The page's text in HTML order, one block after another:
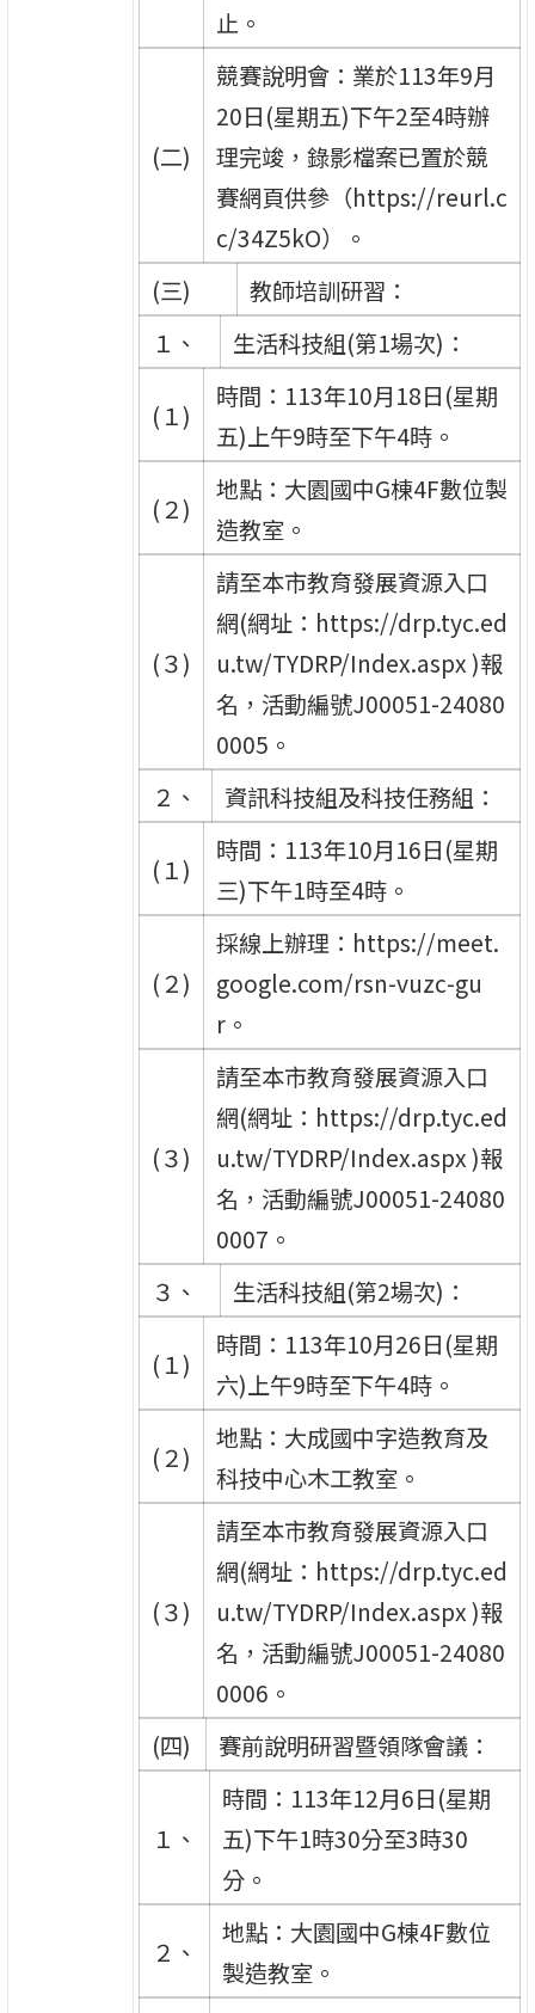
止。
(二)
競賽說明會：業於113年9月
20日(星期五)下午2至4時辦
理完竣，錄影檔案已置於競
賽網頁供參（https://reurl.c
c/34Z5kO）。
(三)
教師培訓研習：
１、
生活科技組(第1場次)：
(１)
時間：113年10月18日(星期
五)上午9時至下午4時。
(２)
地點：大園國中G棟4F數位製
造教室。
(３)
請至本市教育發展資源入口
網(網址：https://drp.tyc.ed
u.tw/TYDRP/Index.aspx )報
名，活動編號J00051-24080
0005。
２、
資訊科技組及科技任務組：
(１)
時間：113年10月16日(星期
三)下午1時至4時。
(２)
採線上辦理：https://meet.
google.com/rsn-vuzc-gu
r。
(３)
請至本市教育發展資源入口
網(網址：https://drp.tyc.ed
u.tw/TYDRP/Index.aspx )報
名，活動編號J00051-24080
0007。
３、
生活科技組(第2場次)：
(１)
時間：113年10月26日(星期
六)上午9時至下午4時。
(２)
地點：大成國中字造教育及
科技中心木工教室。
(３)
請至本市教育發展資源入口
網(網址：https://drp.tyc.ed
u.tw/TYDRP/Index.aspx )報
名，活動編號J00051-24080
0006。
(四)
賽前說明研習暨領隊會議：
１、
時間：113年12月6日(星期
五)下午1時30分至3時30
分。
２、
地點：大園國中G棟4F數位
製造教室。